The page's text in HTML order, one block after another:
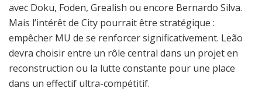
avec Doku, Foden, Grealish ou encore Bernardo Silva.
Mais l’intérêt de City pourrait être stratégique :
empêcher MU de se renforcer significativement. Leão
devra choisir entre un rôle central dans un projet en
reconstruction ou la lutte constante pour une place
dans un effectif ultra-compétitif.